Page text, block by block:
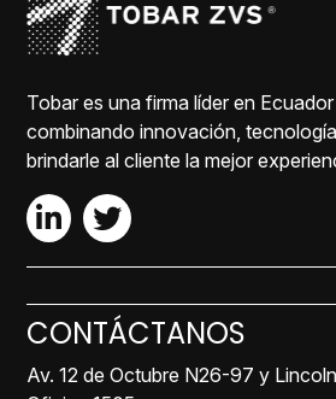
Tobar es una firma líder en
combinando innovación,
brindarle al cliente la mejor
CONTÁCTANOS
Av. 12 de Octubre N26-97 y